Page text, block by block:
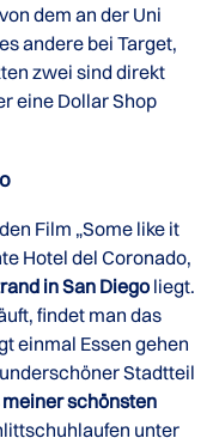
dem an der Uni
andere bei Target,
zwei sind direkt
eine Dollar Shop
Film „Some like it
Hotel del Coronado,
in San Diegoliegt.
findet man das
einmal Essen gehen
Stadtteil
meiner schönsten
unter